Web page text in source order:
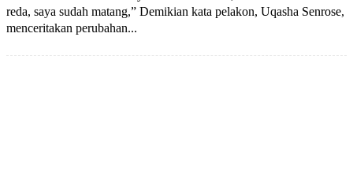
reda, saya sudah matang,” Demikian kata pelakon, Uqasha Senrose,
menceritakan perubahan...